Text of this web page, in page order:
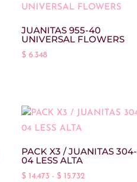
JUANITAS 955-40
UNIVERSAL FLOWERS
$ 6.348
PACK X3 / JUANITAS 304-
04 LESS ALTA
$ 14.473 - $ 15.732